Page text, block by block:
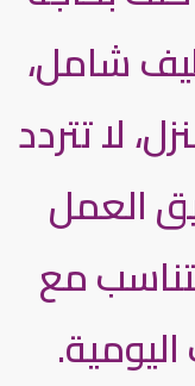
شامل،
لا تتردد
العمل
مع